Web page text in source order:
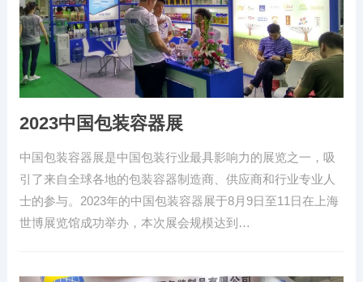
2023中国包装容器展
中国包装容器展是中国包装行业最具影响力的展览之一，吸
引了来自全球各地的包装容器制造商、供应商和行业专业人
士的参与。2023年的中国包装容器展于8月9日至11日在上海
世博展览馆成功举办，本次展会规模达到…